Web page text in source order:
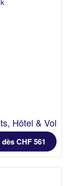
Hôtel & Vol
CHF 561